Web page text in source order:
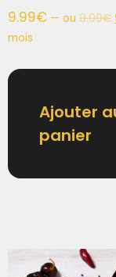
9.99€ — ou 9.99€
mois
Ajouter
panier